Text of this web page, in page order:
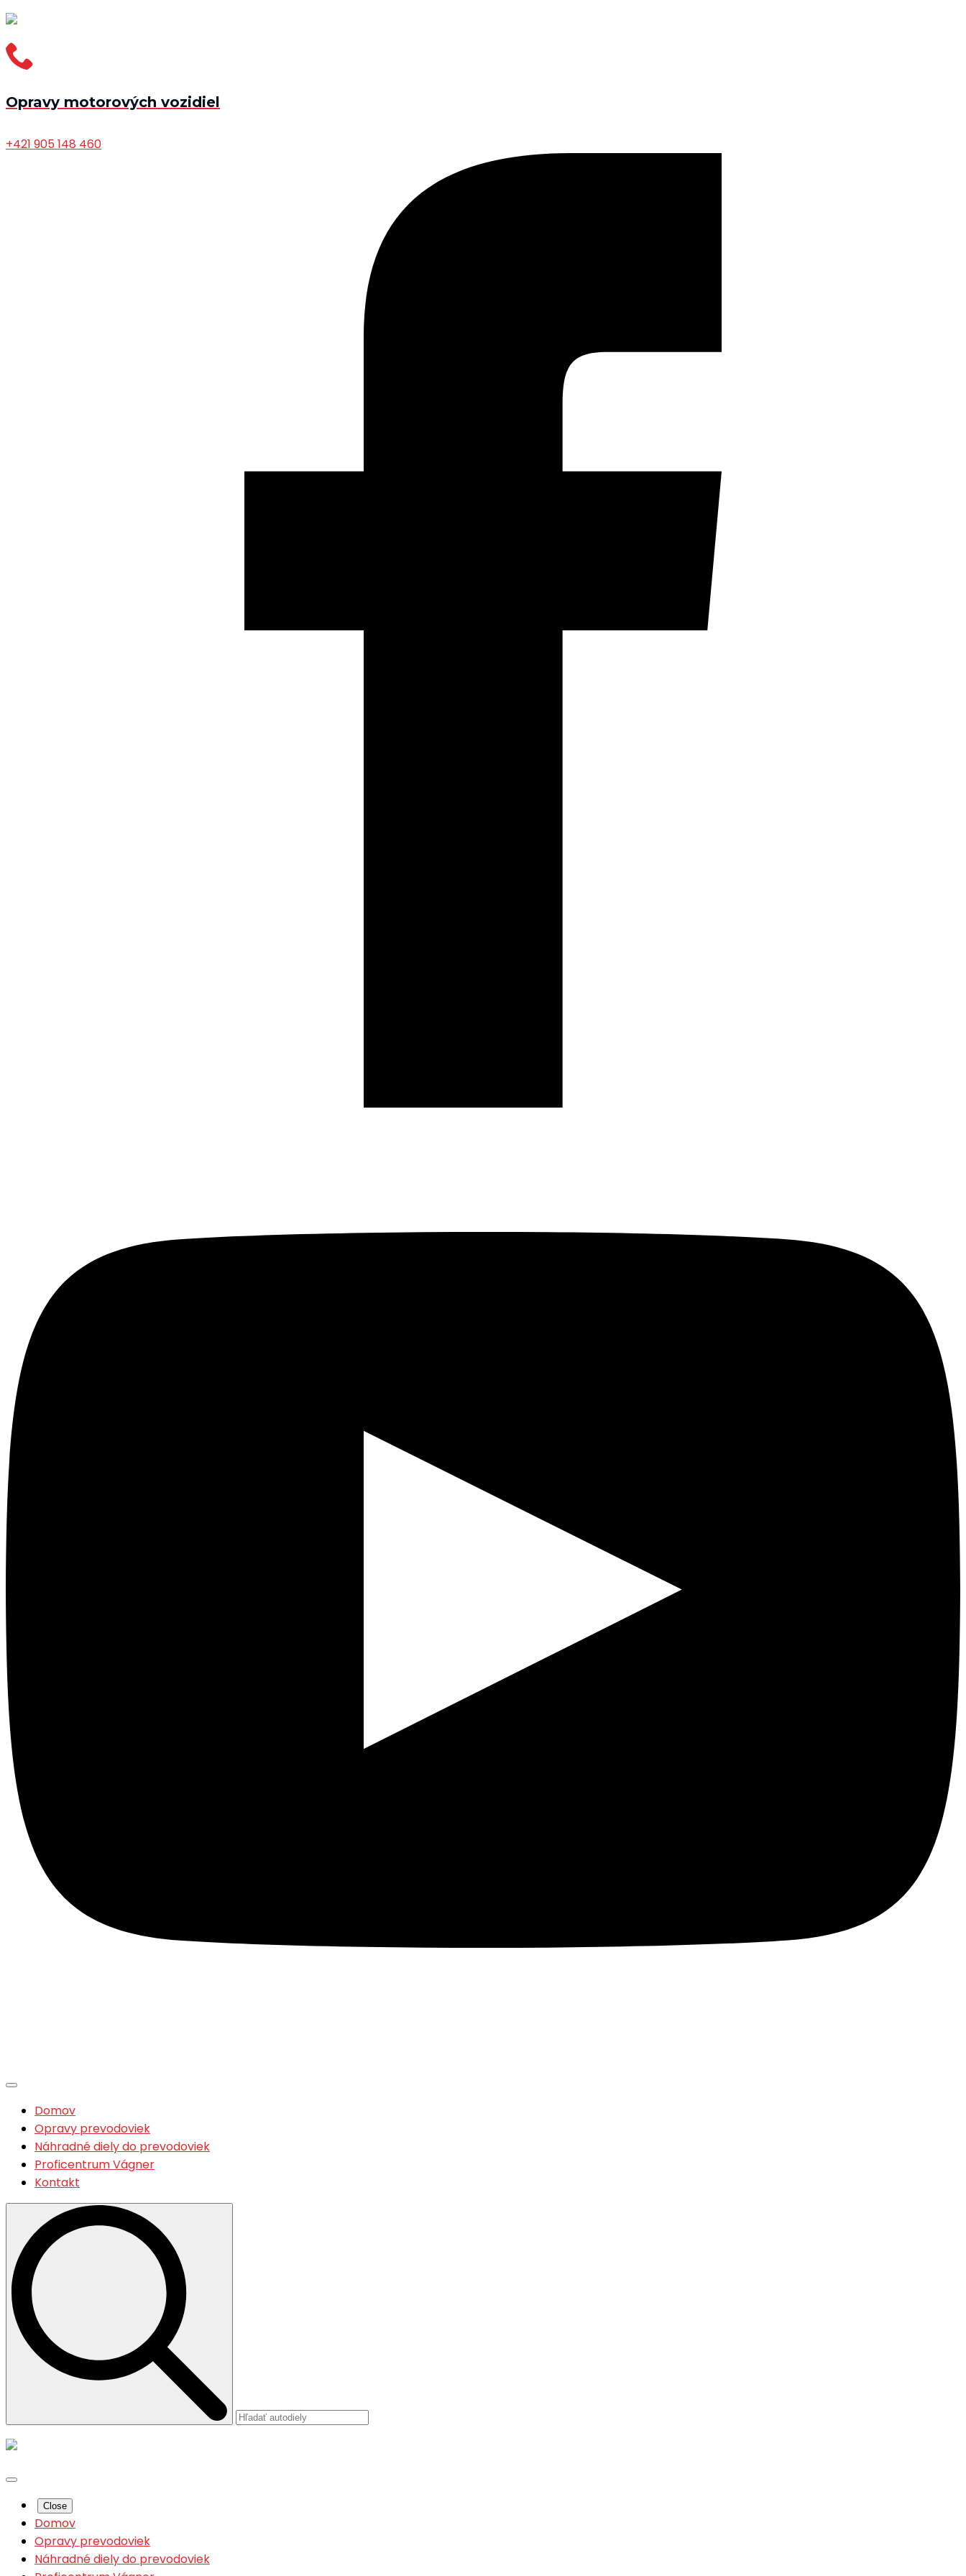
Opravy motorových vozidiel
+421 905 148 460
Domov
Opravy prevodoviek
Náhradné diely do prevodoviek
Proficentrum Vágner
Kontakt
Close
Domov
Opravy prevodoviek
Náhradné diely do prevodoviek